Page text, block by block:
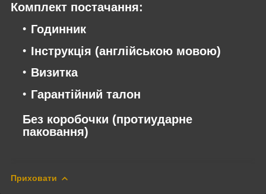
Комплект постачання:
Годинник
Інструкція (англійською мовою)
Визитка
Гарантійний талон
Без коробочки (протиударне
паковання)
Приховати